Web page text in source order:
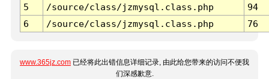
5
/source/class/jzmysql.class.php
94
6
/source/class/jzmysql.class.php 76
www.365jz.com 已经将此出错信息详细记录, 由此给您带来的访问不便我
们深感歉意.